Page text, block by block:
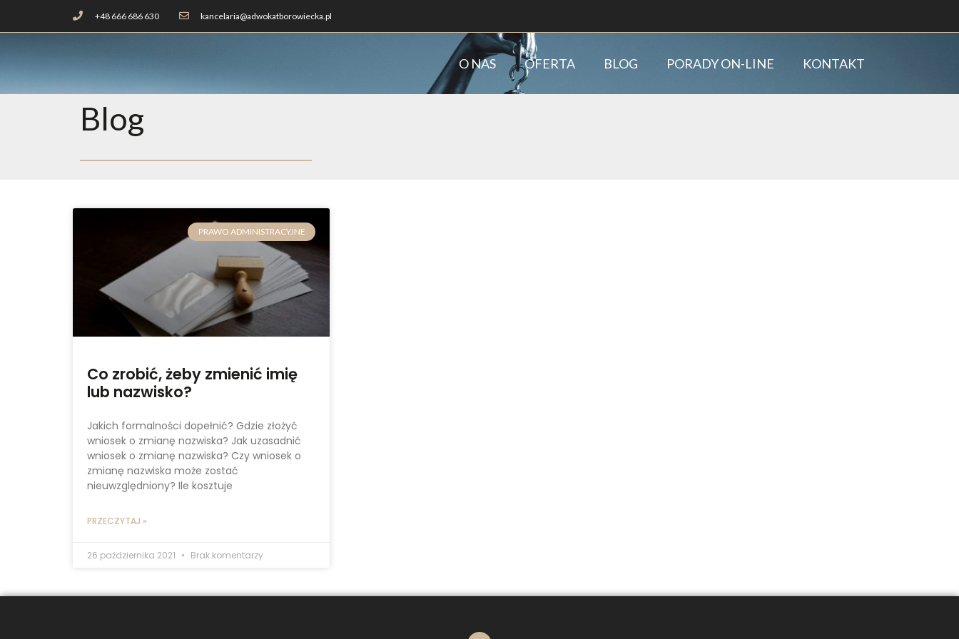
+48 666 686 630 kancelaria@adwokatborowiecka.pl
O NAS OFERTA BLOG PORADY ON-LINE KONTAKT
Blog
PRAWO ADMINISTRACYJNE
Co zrobić, żeby zmienić imię
lub nazwisko?
Jakich formalności dopełnić? Gdzie złożyć
wniosek o zmianę nazwiska? Jak uzasadnić
wniosek o zmianę nazwiska? Czy wniosek o
zmianę nazwiska może zostać
nieuwzględniony? Ile kosztuje
PRZECZYTAJ »
26 października 2021 Brak komentarzy